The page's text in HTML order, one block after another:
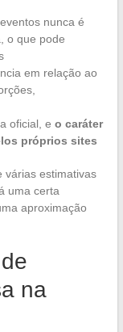
nunca é
o que pode
em relação ao
oficial, e o caráter
próprios sites
várias estimativas
uma certa
aproximação
na